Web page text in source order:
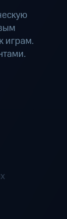
играм.